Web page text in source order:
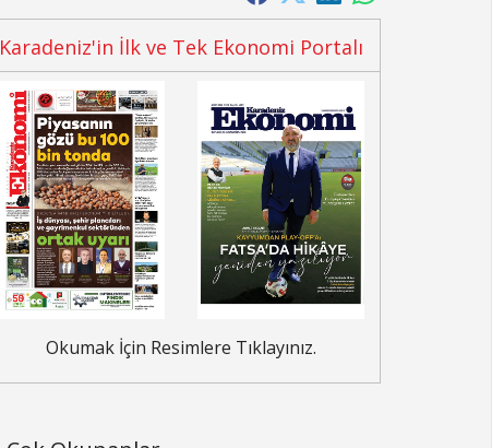
Karadeniz'in İlk ve Tek Ekonomi Portalı
Okumak İçin Resimlere Tıklayınız.